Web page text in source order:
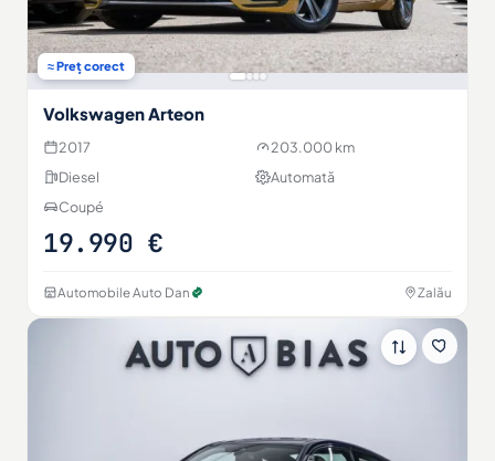
≈ Preț corect
Volkswagen Arteon
2017
203.000 km
Diesel
Automată
Coupé
19.990 €
Automobile Auto Dan Zalău